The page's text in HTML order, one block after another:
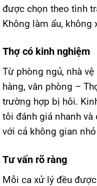
được chọn theo tình
Không làm ẩu, không
Thợ có kinh nghiệm
Từ phòng ngủ, nhà
hàng, văn phòng –
trường hợp bị hôi.
tôi đánh giá nhanh và
với cả không gian
Tư vấn rõ ràng
Mỗi ca xử lý đều